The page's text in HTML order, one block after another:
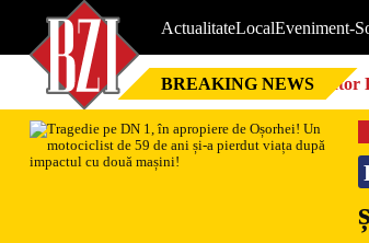
ActualitateLocalEveniment-
BREAKING NEWS